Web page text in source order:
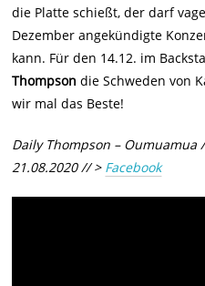
die Platte schießt, der darf
Dezember angekündigte
kann. Für den 14.12. im
Thompson die Schweden von
wir mal das Beste!
Daily Thompson –
21.08.2020 // > Facebook